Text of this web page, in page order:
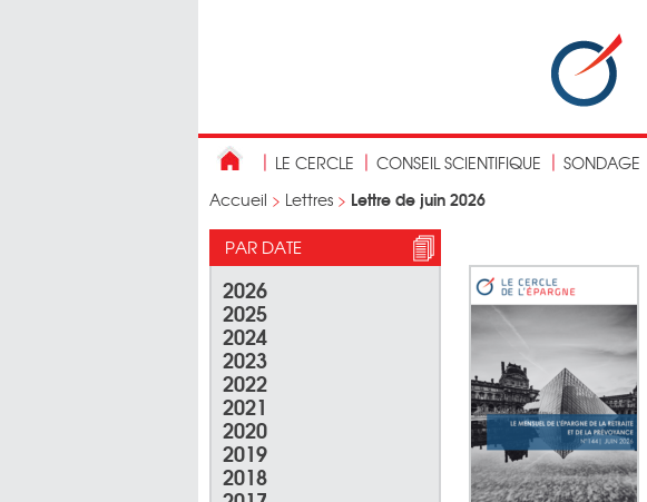
LE CERCLE CONSEIL SCIENTIFIQUE SONDAGE
Accueil > Lettres > Lettre de juin 2026
PAR DATE
2026
2025
2024
2023
2022
2021
2020
2019
2018